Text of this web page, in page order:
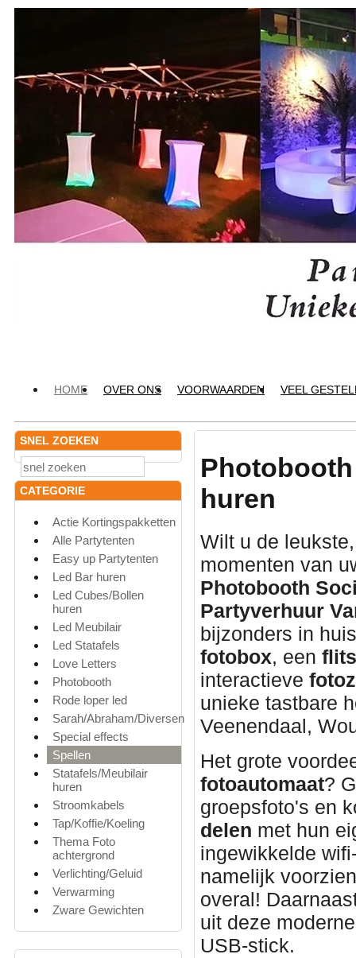
HOME OVER ONS VOORWAARDEN VEEL
SNEL ZOEKEN
CATEGORIE
Actie Kortingspakketten
Alle Partytenten
Easy up Partytenten
Led Bar huren
Led Cubes/Bollen
huren
Led Meubilair
Led Statafels
Love Letters
Photobooth
Rode loper led
Sarah/Abraham/Diversen
Special effects
Spellen
Statafels/Meubilair
huren
Stroomkabels
Tap/Koffie/Koeling
Thema Foto
achtergrond
Verlichting/Geluid
Verwarming
Zware Gewichten
huren
Wilt u de
momenten van
Photobooth
Partyverhuur
bijzonders in
fotobox, een
interactieve
unieke tastbare
Veenendaal,
Het grote
fotoautomaat?
groepsfoto's en
delen met hun
ingewikkelde
namelijk
overal!
uit deze
USB-stick.